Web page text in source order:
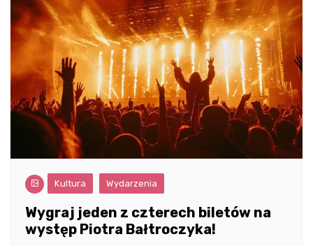
Kultura Wydarzenia
Wygraj jeden z czterech biletów na
występ Piotra Bałtroczyka!